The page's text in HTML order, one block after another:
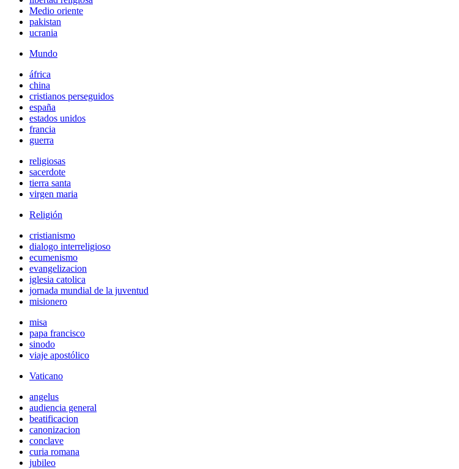
Medio oriente
pakistan
ucrania
Mundo
áfrica
china
cristianos perseguidos
españa
estados unidos
francia
guerra
religiosas
sacerdote
tierra santa
virgen maria
Religión
cristianismo
dialogo interreligioso
ecumenismo
evangelizacion
iglesia catolica
jornada mundial de la juventud
misionero
misa
papa francisco
sinodo
viaje apostólico
Vaticano
angelus
audiencia general
beatificacion
canonizacion
conclave
curia romana
jubileo